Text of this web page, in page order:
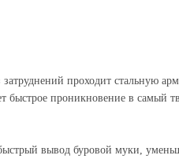
проходит стальную
быстрое проникновение в самый
вывод буровой муки,